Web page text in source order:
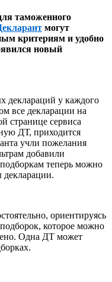
таможенного
могут
критериям и удобно
новый
деклараций у каждого
все декларации на
странице сервиса
ДТ, приходится
учли пожелания
добавили
теперь можно
декларации.
ориентируясь
подборок, которое можно
Одна ДТ может